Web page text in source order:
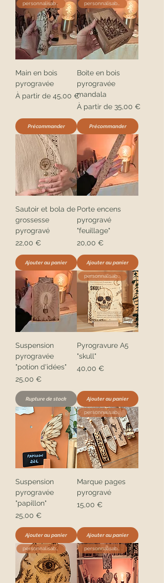
personnalisable
Main en bois
pyrogravée
À partir de 45,00 €
Prix promotionnel
Précommander
personnalisable
Boite en bois
pyrogravée
mandala
À partir de 35,00 €
Prix promotionnel
Précommander
Sautoir et bola de
grossesse
pyrogravé
Prix
22,00 €
Ajouter au panier
Porte encens
pyrogravé
"feuillage"
Prix
20,00 €
Ajouter au panier
Suspension
pyrogravée
"potion d'idées"
Prix
25,00 €
Rupture de stock
personnalisable
Pyrogravure A5
"skull"
Prix
40,00 €
Ajouter au panier
Suspension
pyrogravée
"papillon"
Prix
25,00 €
Ajouter au panier
personnalisable
Marque pages
pyrogravé
Prix
15,00 €
Ajouter au panier
personnalisable personnalisable